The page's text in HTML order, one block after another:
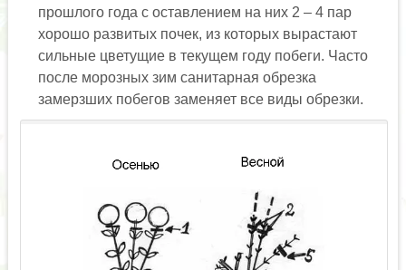
прошлого года с оставлением на них 2 – 4 пар
хорошо развитых почек, из которых вырастают
сильные цветущие в текущем году побеги. Часто
после морозных зим санитарная обрезка
замерзших побегов заменяет все виды обрезки.